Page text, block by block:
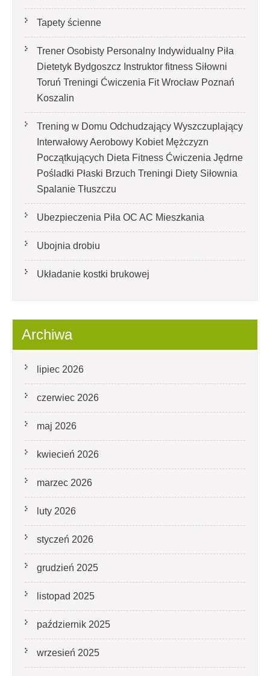
Tapety ścienne
Trener Osobisty Personalny Indywidualny Piła
Dietetyk Bydgoszcz Instruktor fitness Siłowni
Toruń Treningi Ćwiczenia Fit Wrocław Poznań
Koszalin
Trening w Domu Odchudzający Wyszczuplający
Interwałowy Aerobowy Kobiet Mężczyzn
Początkujących Dieta Fitness Ćwiczenia Jędrne
Pośladki Płaski Brzuch Treningi Diety Siłownia
Spalanie Tłuszczu
Ubezpieczenia Piła OC AC Mieszkania
Ubojnia drobiu
Układanie kostki brukowej
Archiwa
lipiec 2026
czerwiec 2026
maj 2026
kwiecień 2026
marzec 2026
luty 2026
styczeń 2026
grudzień 2025
listopad 2025
październik 2025
wrzesień 2025